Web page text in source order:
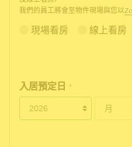
我們的員工將會至物件現場與您以
現場看房 線上看房
入居預定日 *